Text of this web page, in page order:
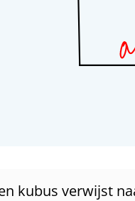
kubus verwijst